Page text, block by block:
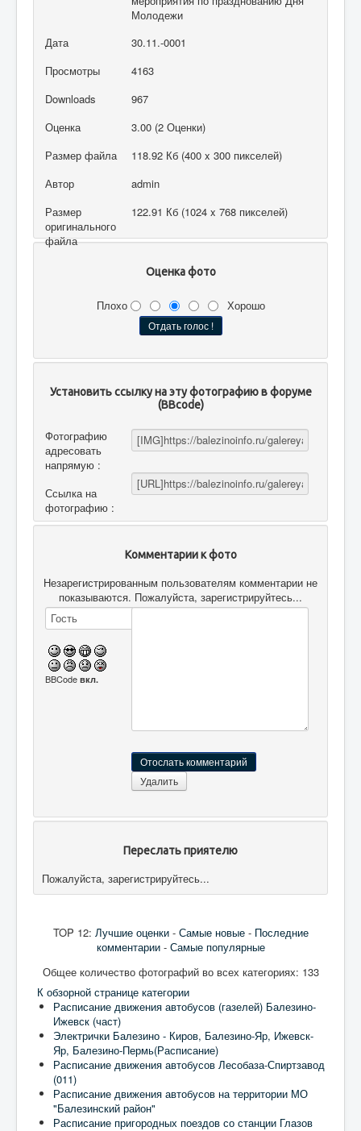
Молодежи
Дата
30.11.-0001
Просмотры
4163
Downloads
967
Оценка
3.00 (2 Оценки)
Размер файла
118.92 Кб (400 x 300 пикселей)
Автор
admin
Размер
оригинального
файла
122.91 Кб (1024 x 768 пикселей)
Оценка фото
Плохо Хорошо
Установить ссылку на эту фотографию в форуме
(BBcode)
Фотографию
адресовать
напрямую :
Ссылка на
фотографию :
Комментарии к фото
Незарегистрированным пользователям комментарии не
показываются. Пожалуйста, зарегистрируйтесь...
BBCode вкл.
Переслать приятелю
Пожалуйста, зарегистрируйтесь...
TOP 12: Лучшие оценки- Самые новые- Последние
комментарии- Самые популярные
Общее количество фотографий во всех категориях: 133
К обзорной странице категории
Расписание движения автобусов (газелей) Балезино-
Ижевск (част)
Электрички Балезино - Киров, Балезино-Яр, Ижевск-
Яр, Балезино-Пермь(Расписание)
Расписание движения автобусов Лесобаза-Спиртзавод
(011)
Расписание движения автобусов на территории МО
"Балезинский район"
Расписание пригородных поездов со станции Глазов